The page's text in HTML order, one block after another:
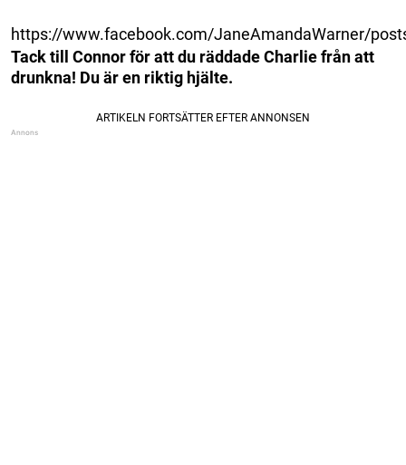
https://www.facebook.com/JaneAmandaWarner/
Tack till Connor för att du räddade Charlie från att
drunkna! Du är en riktig hjälte.